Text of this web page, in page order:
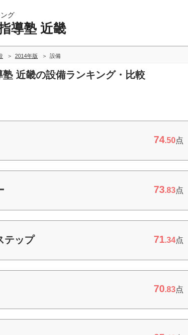
グ
導塾 近畿
2014年版 設備
塾 近畿の設備ランキング・比較
74.50点
73.83点
テップ 71.34点
70.83点